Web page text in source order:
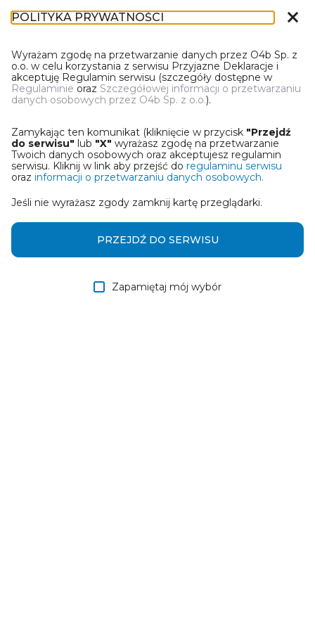
WYBIERZ JEDNĄ Z OPCJI
Wczytaj deklarację z pliku Excel
Utwórz deklarację z wykorzystaniem kreatora online
Przywróć ostatnią deklarację
Wczytaj deklarację z pliku roboczego DEK
POLITYKA PRYWATNOŚCI close
Wyrażam zgodę na przetwarzanie danych przez O4b Sp. z
o.o. w celu korzystania z serwisu Przyjazne Deklaracje i
akceptuję Regulamin serwisu (szczegóły dostępne w
Regulaminie oraz Szczegółowej informacji o przetwarzaniu
danych osobowych przez O4b Sp. z o.o.).
Zamykając ten komunikat (kliknięcie w przycisk "Przejdź
do serwisu" lub "X" wyrażasz zgodę na przetwarzanie
Twoich danych osobowych oraz akceptujesz regulamin
serwisu. Kliknij w link aby przejść do regulaminu serwisu
oraz informacji o przetwarzaniu danych osobowych.
Jeśli nie wyrażasz zgody zamknij kartę przeglądarki.
Zapamiętaj mój wybór
PRZEJDŹ DO SERWISU